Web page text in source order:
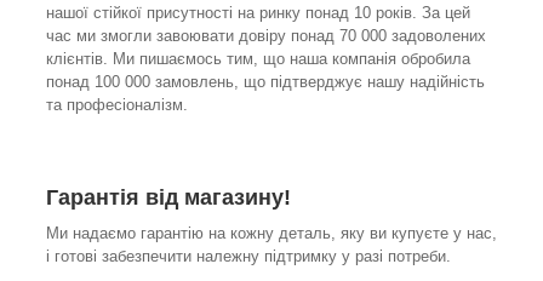
нашої стійкої присутності на ринку понад 10 років. За цей
час ми змогли завоювати довіру понад 70 000 задоволених
клієнтів. Ми пишаємось тим, що наша компанія обробила
понад 100 000 замовлень, що підтверджує нашу надійність
та професіоналізм.
Гарантія від магазину!
Ми надаємо гарантію на кожну деталь, яку ви купуєте у нас,
і готові забезпечити належну підтримку у разі потреби.